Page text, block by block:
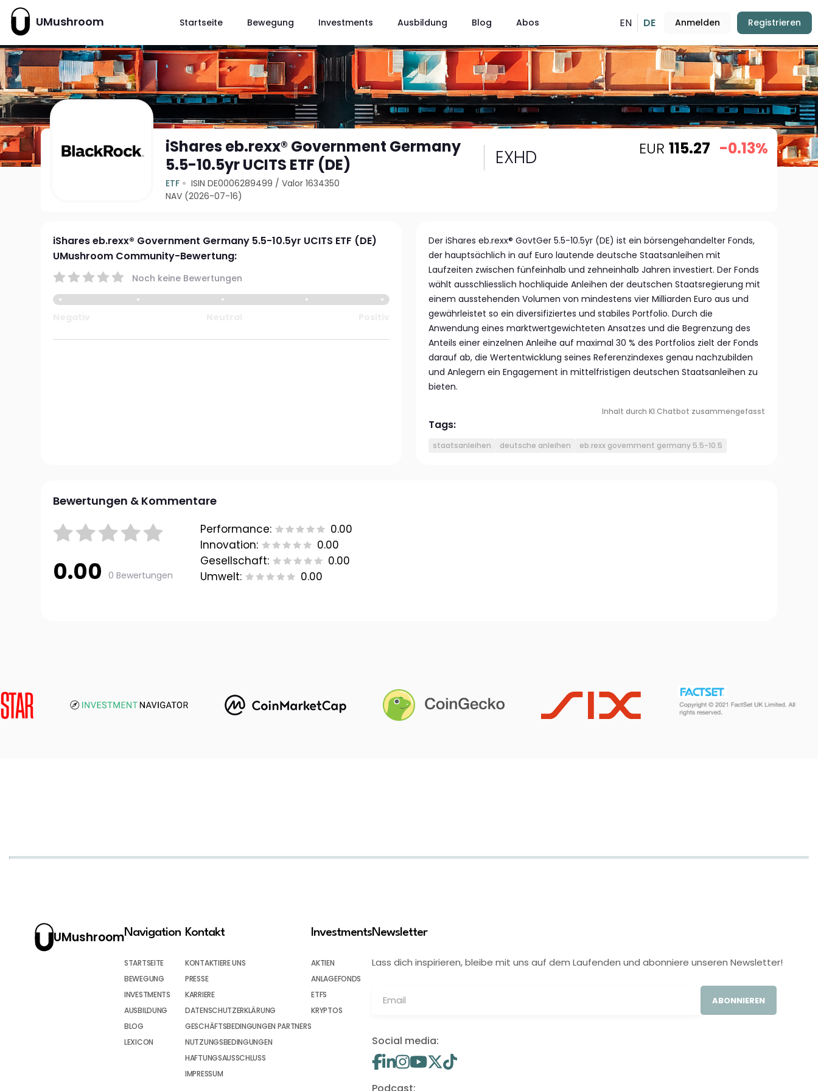
UMushroom Startseite Bewegung Investments Ausbildung Blog Abos EN DE Anmelden Registrieren
iShares eb.rexx® Government Germany
5.5-10.5yr UCITS ETF (DE)
EXHD
ETF ISIN DE0006289499 /Valor 1634350
NAV (2026-07-16)
EUR 115.27 -0.13%
iShares eb.rexx® Government Germany 5.5-10.5yr UCITS ETF (DE)
UMushroom Community-Bewertung:
Noch keine Bewertungen
Der iShares eb.rexx® GovtGer 5.5-10.5yr (DE) ist ein börsengehandelter Fonds,
der hauptsächlich in auf Euro lautende deutsche Staatsanleihen mit
Laufzeiten zwischen fünfeinhalb und zehneinhalb Jahren investiert. Der Fonds
wählt ausschliesslich hochliquide Anleihen der deutschen Staatsregierung mit
einem ausstehenden Volumen von mindestens vier Milliarden Euro aus und
gewährleistet so ein diversifiziertes und stabiles Portfolio. Durch die
Anwendung eines marktwertgewichteten Ansatzes und die Begrenzung des
Anteils einer einzelnen Anleihe auf maximal 30 % des Portfolios zielt der Fonds
darauf ab, die Wertentwicklung seines Referenzindexes genau nachzubilden
und Anlegern ein Engagement in mittelfristigen deutschen Staatsanleihen zu
bieten.
Inhalt durch KI Chatbot zusammengefasst
Tags:
staatsanleihen deutsche anleihen eb.rexx government germany 5.5-10.5
Bewertungen & Kommentare
0.00 0 Bewertungen
Performance:
0.00
Innovation:
0.00
Gesellschaft:
0.00
Umwelt:
0.00
UMushroomNavigation
STARTSEITE
BEWEGUNG
INVESTMENTS
AUSBILDUNG
BLOG
LEXICON
Kontakt
KONTAKTIERE UNS
PRESSE
KARRIERE
DATENSCHUTZERKLÄRUNG
GESCHÄFTSBEDINGUNGEN PARTNERS
NUTZUNGSBEDINGUNGEN
HAFTUNGSAUSSCHLUSS
IMPRESSUM
Investments
AKTIEN
ANLAGEFONDS
ETFS
KRYPTOS
Newsletter
Lass dich inspirieren, bleibe mit uns auf dem Laufenden und abonniere unseren Newsletter!
ABONNIEREN
Social media: